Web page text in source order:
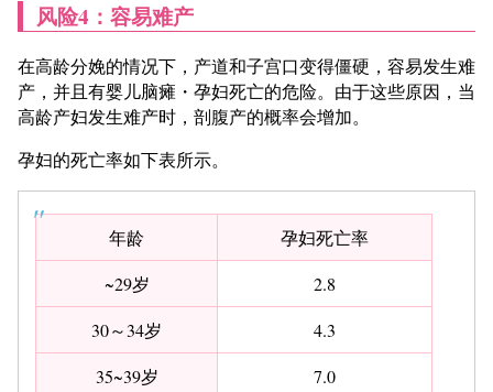
风险4：容易难产
在高龄分娩的情况下，产道和子宫口变得僵硬，容易发生难
产，并且有婴儿脑瘫・孕妇死亡的危险。由于这些原因，当
高龄产妇发生难产时，剖腹产的概率会增加。
孕妇的死亡率如下表所示。
年龄
孕妇死亡率
~29岁
2.8
30～34岁
4.3
35~39岁
7.0